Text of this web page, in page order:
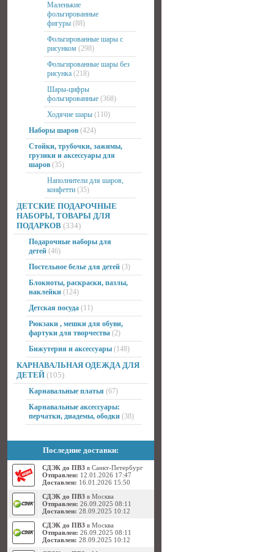
Маленькие
фольгированные
фигуры (88)
Фольгированные шары с
рисунком (298)
Фольгированные шары без
рисунка (218)
Шары-цифры
фольгированные (368)
Ходячие шары (110)
Наборы шаров (424)
Стойки, трубочки, зажимы,
грузики и аксессуары для
шаров (35)
Наполнители для шаров,
конфетти (35)
ДЕТСКИЕ ПОДАРОЧНЫЕ
НАБОРЫ, ТОВАРЫ ДЛЯ
ПОДАРКОВ (334)
Подарочные наборы для
детей (46)
Постельное белье для детей (3)
Блокноты, раскраски, пазлы,
наклейки (124)
Детская посуда (11)
Рюкзаки , мешки для обуви,
фартуки для творчества (2)
Бижутерия и аксессуары (148)
КАРНАВАЛЬНАЯ ОДЕЖДА ДЛЯ
ДЕТЕЙ (105)
Карнавальные платья (67)
Карнавальные аксессуары:
перчатки, диадемы, ободки (38)
Последние доставки:
СДЭК до ПВЗ в Санкт-Петербург
Отправлен: 12.01.2026 17:47
Доставлен: 16.01.2026 15:50
СДЭК до ПВЗ в Москва
Отправлен: 26.09.2025 08:11
Доставлен: 28.09.2025 10:12
СДЭК до ПВЗ в Москва
Отправлен: 26.09.2025 08:11
Доставлен: 28.09.2025 10:12